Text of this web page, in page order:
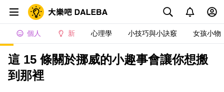
個人 新 心理學 小技巧與小訣竅 女孩小物
這 15 條關於挪威的小趣事會讓你想搬
到那裡